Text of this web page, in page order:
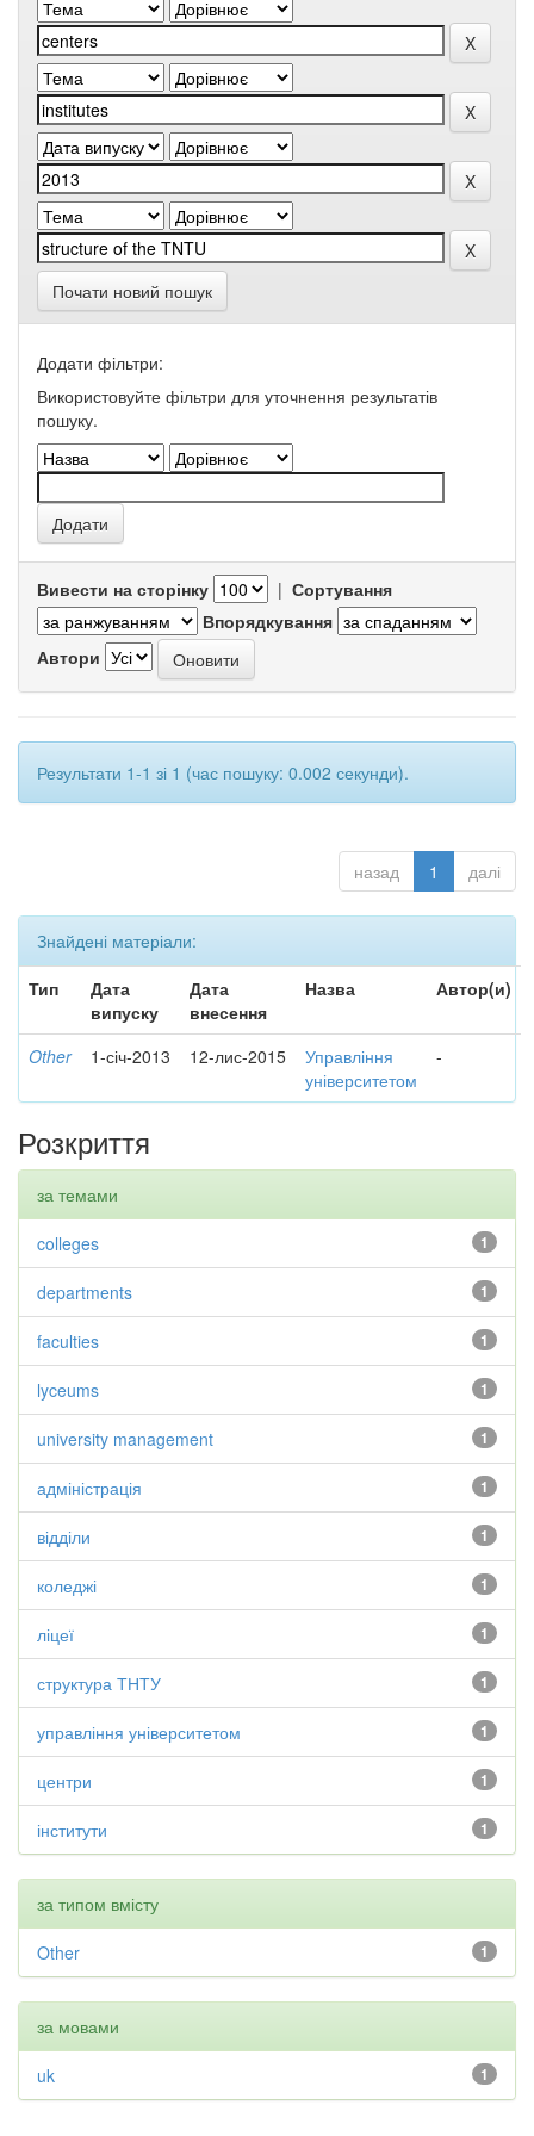
Почати новий пошук
Додати фільтри:
Використовуйте фільтри для уточнення результатів
пошуку.
Вивести на сторінку | Сортування
Впорядкування
Автори
Результати 1-1 зі 1 (час пошуку: 0.002 секунди).
назад 1 далі
Знайдені матеріали:
Тип
Дата
випуску
Дата
внесення
Назва Автор(и)
Other 1-січ-2013 12-лис-2015
Управління
університетом
-
Розкриття
за темами
1
colleges
1
departments
1
faculties
1
lyceums
1
university management
1
адміністрація
1
відділи
1
коледжі
1
ліцеї
1
структура ТНТУ
1
управління університетом
1
центри
1
інститути
за типом вмісту
1
Other
за мовами
1
uk